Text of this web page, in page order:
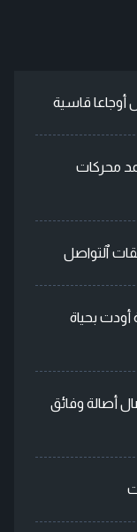
أوجاعا قاسية
محركات
ٱلتواصل
أودت بحياة
أصالة وفائق